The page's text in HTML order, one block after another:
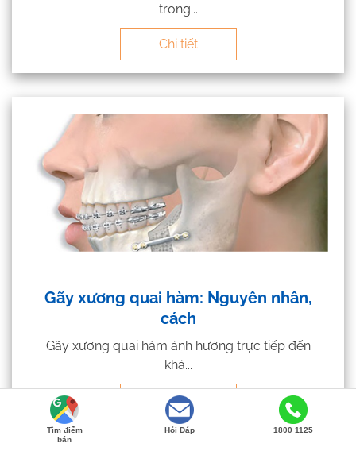
trong...
Chi tiết
Gãy xương quai hàm: Nguyên nhân,
cách
Gãy xương quai hàm ảnh hưởng trực tiếp đến
khả...
Chi tiết
Tìm điểm
bán
Hỏi Đáp 1800 1125